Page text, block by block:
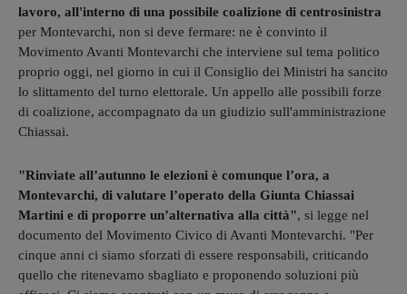
lavoro, all'interno di una possibile coalizione di centrosinistra
per Montevarchi, non si deve fermare: ne è convinto il
Movimento Avanti Montevarchi che interviene sul tema politico
proprio oggi, nel giorno in cui il Consiglio dei Ministri ha sancito
lo slittamento del turno elettorale. Un appello alle possibili forze
di coalizione, accompagnato da un giudizio sull'amministrazione
Chiassai.
"Rinviate all’autunno le elezioni è comunque l’ora, a
Montevarchi, di valutare l’operato della Giunta Chiassai
Martini e di proporre un’alternativa alla città", si legge nel
documento del Movimento Civico di Avanti Montevarchi. "Per
cinque anni ci siamo sforzati di essere responsabili, criticando
quello che ritenevamo sbagliato e proponendo soluzioni più